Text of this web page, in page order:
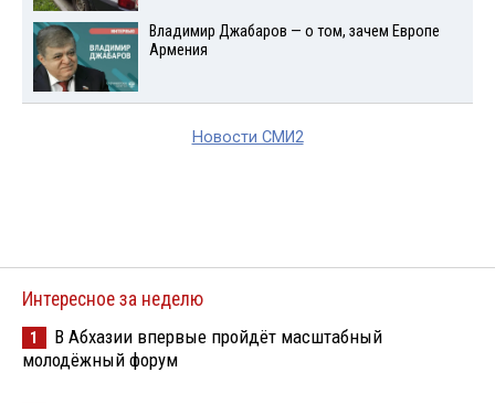
Владимир Джабаров — о том, зачем Европе
Армения
Новости СМИ2
Интересное за неделю
1
В Абхазии впервые пройдёт масштабный
молодёжный форум